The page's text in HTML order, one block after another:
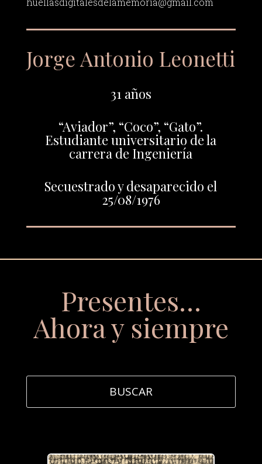
Jorge Antonio Leonetti
31 años
“Aviador”, “Coco”, “Gato”.
Estudiante universitario de la
carrera de Ingeniería
Secuestrado y desaparecido el
25/08/1976
Presentes…
Ahora y siempre